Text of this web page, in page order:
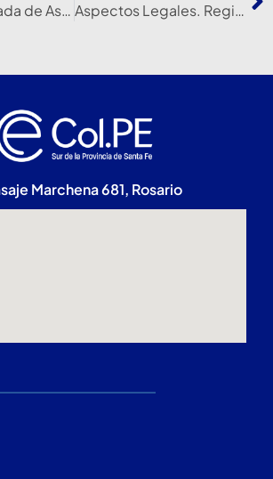
Así pasó la Jornada de Aspectos Legales en Enfermería Aspectos Legales. Registros De Enfermería. Firmat
Marchena 681, Rosario